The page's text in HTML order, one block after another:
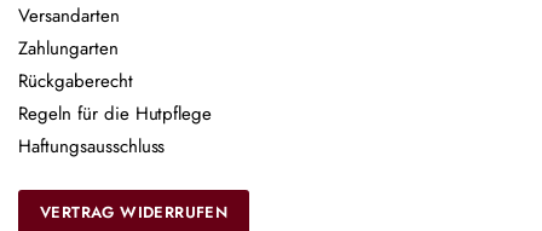
Versandarten
Zahlungarten
Rückgaberecht
Regeln für die Hutpflege
Haftungsausschluss
VERTRAG WIDERRUFEN